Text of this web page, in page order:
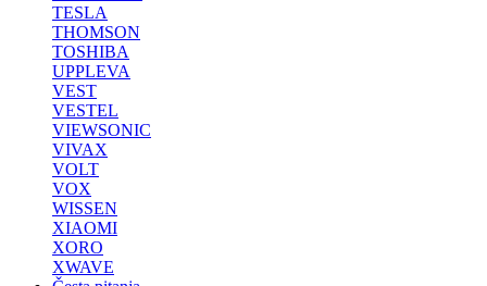
TESLA
THOMSON
TOSHIBA
UPPLEVA
VEST
VESTEL
VIEWSONIC
VIVAX
VOLT
VOX
WISSEN
XIAOMI
XORO
XWAVE